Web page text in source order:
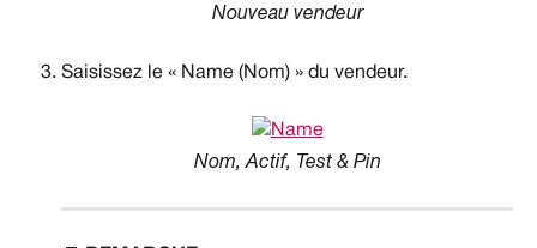
Nouveau vendeur
Saisissez le « Name (Nom) » du vendeur.
Nom, Actif, Test & Pin